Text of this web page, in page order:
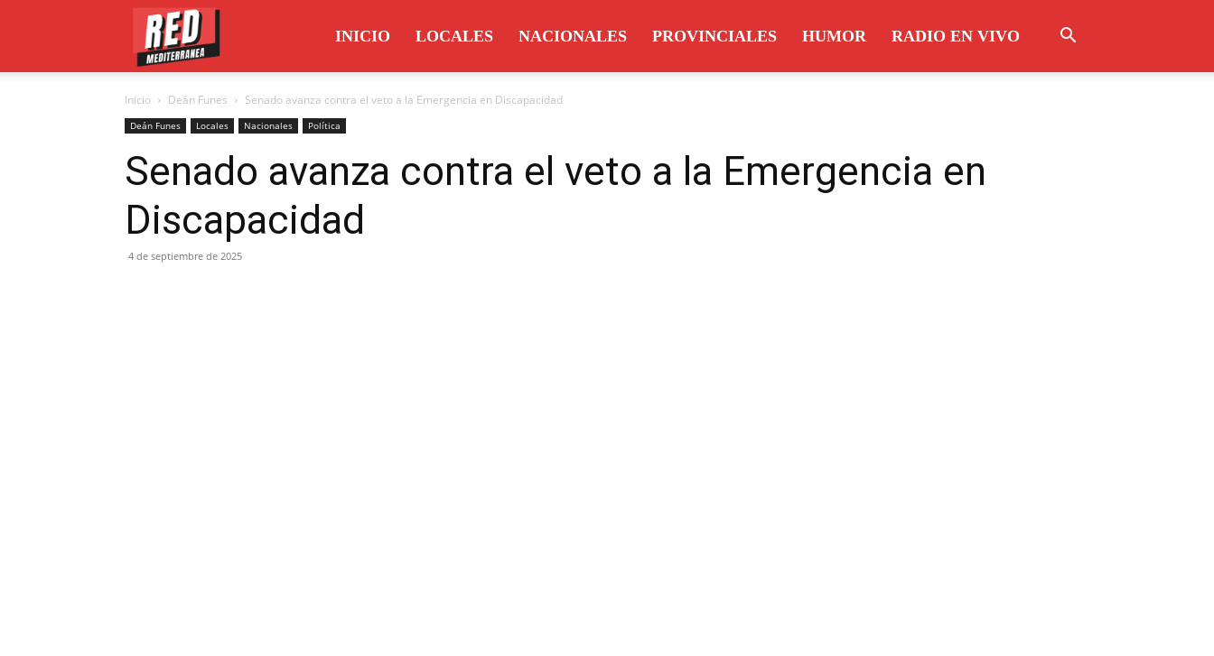
Mediterránea
INICIO LOCALES NACIONALES PROVINCIALES HUMOR RADIO EN VIVO
Inicio Deán Funes Senado avanza contra el veto a la Emergencia en Discapacidad
Deán Funes Locales Nacionales Política
Senado avanza contra el veto a la Emergencia en
Discapacidad
4 de septiembre de 2025